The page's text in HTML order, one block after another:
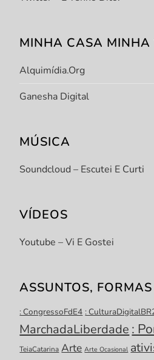
MINHA CASA MINHA
Alquimídia.org
Ganesha Digital
MÚSICA
Soundcloud – Escutei E Curti
VÍDEOS
Youtube – Vi E Gostei
ASSUNTOS,
: CongressoFdE4 :
MarchadaLiberdade :
TeiaCatarina Arte Arte Ocasional